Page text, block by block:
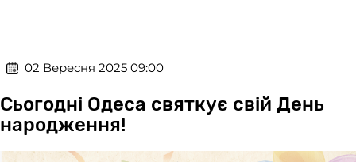
​​ 02 Вересня 2025 09:00
Сьогодні Одеса святкує свій День
народження!